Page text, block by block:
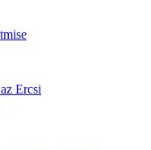
Ercsi